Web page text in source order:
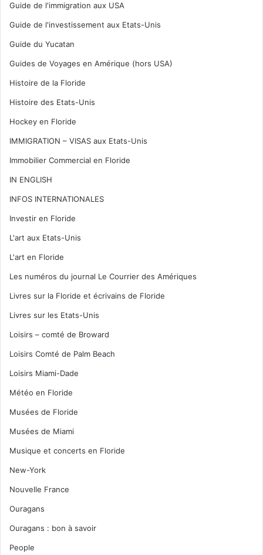
Guide de l'immigration aux USA
Guide de l'investissement aux Etats-Unis
Guide du Yucatan
Guides de Voyages en Amérique (hors USA)
Histoire de la Floride
Histoire des Etats-Unis
Hockey en Floride
IMMIGRATION – VISAS aux Etats-Unis
Immobilier Commercial en Floride
IN ENGLISH
INFOS INTERNATIONALES
Investir en Floride
L'art aux Etats-Unis
L'art en Floride
Les numéros du journal Le Courrier des Amériques
Livres sur la Floride et écrivains de Floride
Livres sur les Etats-Unis
Loisirs – comté de Broward
Loisirs Comté de Palm Beach
Loisirs Miami-Dade
Météo en Floride
Musées de Floride
Musées de Miami
Musique et concerts en Floride
New-York
Nouvelle France
Ouragans
Ouragans : bon à savoir
People